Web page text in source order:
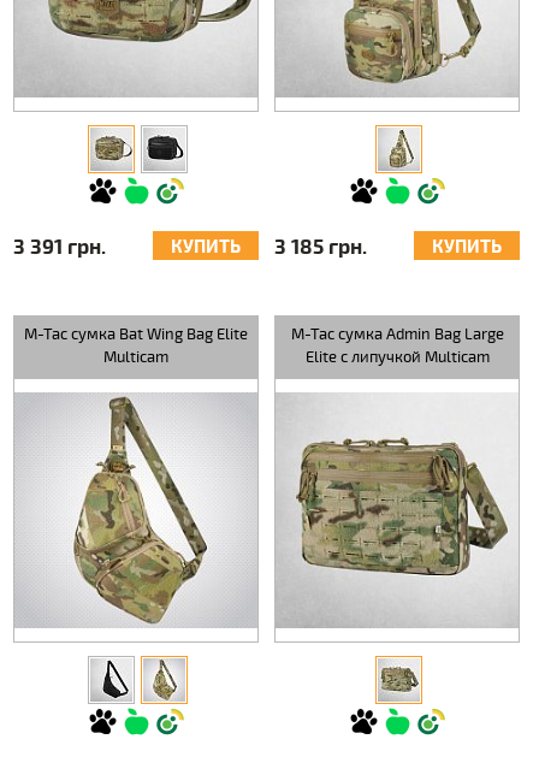
3 391 грн. КУПИТЬ 3 185 грн. КУПИТЬ
M-Tac сумка Bat Wing Bag Elite
Multicam
M-Tac сумка Admin Bag Large
Elite с липучкой Multicam